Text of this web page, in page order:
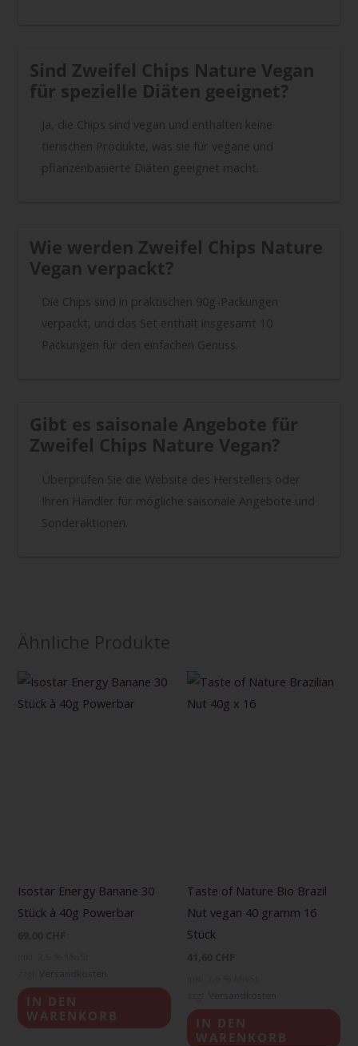
Sind Zweifel Chips Nature Vegan
für spezielle Diäten geeignet?
Ja, die Chips sind vegan und enthalten keine
tierischen Produkte, was sie für vegane und
pflanzenbasierte Diäten geeignet macht.
Wie werden Zweifel Chips Nature
Vegan verpackt?
Die Chips sind in praktischen 90g-Packungen
verpackt, und das Set enthält insgesamt 10
Packungen für den einfachen Genuss.
Gibt es saisonale Angebote für
Zweifel Chips Nature Vegan?
Überprüfen Sie die Website des Herstellers oder
Ihren Händler für mögliche saisonale Angebote und
Sonderaktionen.
Ähnliche Produkte
Isostar Energy Banane 30
Stück à 40g Powerbar
IN DEN
WARENKORB
Taste of Nature Bio Brazil
Nut vegan 40 gramm 16
Stück
IN DEN
WARENKORB